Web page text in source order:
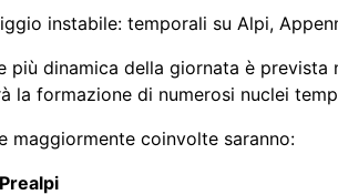
instabile: temporali su Alpi,
più dinamica della giornata è
la formazione di numerosi nuclei
maggiormente coinvolte saranno: